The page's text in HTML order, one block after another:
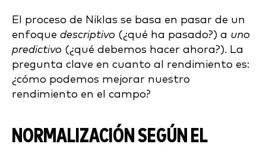
El proceso de Niklas se basa en pasar de un
enfoque descriptivo (¿qué ha pasado?) a uno
predictivo (¿qué debemos hacer ahora?). La
pregunta clave en cuanto al rendimiento es:
¿cómo podemos mejorar nuestro
rendimiento en el campo?
NORMALIZACIÓN SEGÚN EL